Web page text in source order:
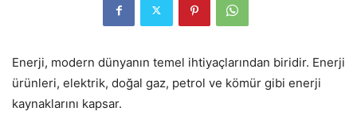
Enerji, modern dünyanın temel ihtiyaçlarından biridir. Enerji
ürünleri, elektrik, doğal gaz, petrol ve kömür gibi enerji
kaynaklarını kapsar.